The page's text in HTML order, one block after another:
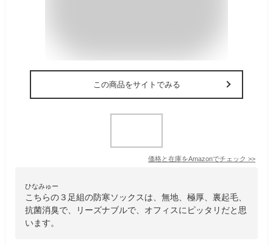
この商品をサイトでみる
価格と在庫をAmazonでチェック >>
ひなみゅー
こちらの３足組の防寒ソックスは、無地、極厚、裏起毛、
抗菌消臭で、リーズナブルで、オフィスにピッタリだと思
います。